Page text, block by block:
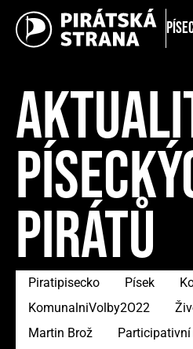
PIRÁTŮ
Piratipisecko Písek
KomunalniVolby2O22
Martin Brož